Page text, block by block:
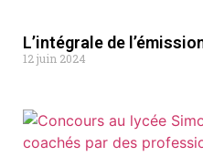
L’intégrale de
12 juin 2024